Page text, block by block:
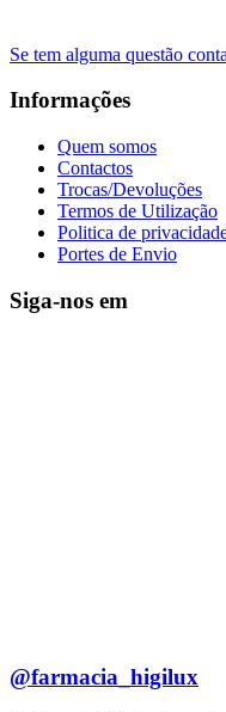
Se tem alguma questão
Informações
Quem somos
Contactos
Trocas/Devoluções
Termos de Utilização
Politica de
Portes de Envio
Siga-nos em
@farmacia_higilux